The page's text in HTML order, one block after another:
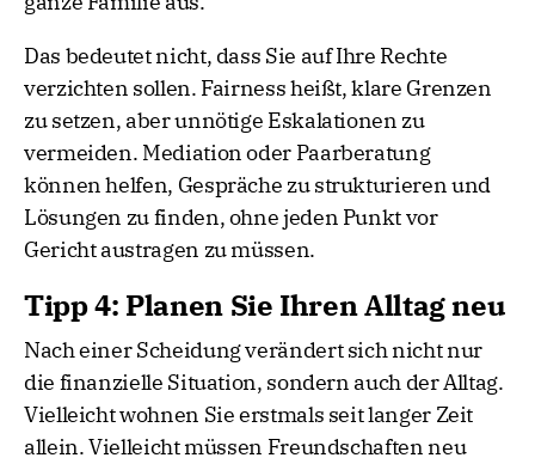
Das bedeutet nicht, dass Sie auf Ihre Rechte
verzichten sollen. Fairness heißt, klare Grenzen
zu setzen, aber unnötige Eskalationen zu
vermeiden. Mediation oder Paarberatung
können helfen, Gespräche zu strukturieren und
Lösungen zu finden, ohne jeden Punkt vor
Gericht austragen zu müssen.
Tipp 4: Planen Sie Ihren Alltag neu
Nach einer Scheidung verändert sich nicht nur
die finanzielle Situation, sondern auch der Alltag.
Vielleicht wohnen Sie erstmals seit langer Zeit
allein. Vielleicht müssen Freundschaften neu